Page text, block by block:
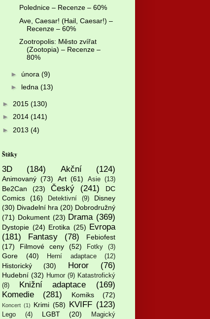
Polednice – Recenze – 60%
Ave, Caesar! (Hail, Caesar!) –
Recenze – 60%
Zootropolis: Město zvířat
(Zootopia) – Recenze –
80%
► února (9)
► ledna (13)
► 2015 (130)
► 2014 (141)
► 2013 (4)
Štítky
3D (184) Akční (124)
Animovaný (73) Art (61) Asie (13)
Be2Can (23) Český (241)
DC
Comics
(16) Detektivní (9)
Disney
(30) Divadelní hra (20) Dobrodružný
(71) Dokument (23) Drama (369)
Dystopie (24) Erotika (25)
Evropa
(181)
Fantasy (78)
Febiofest
(17)
Filmové ceny (52) Fotky (3)
Gore (40) Herní adaptace (12)
Historický (30) Horor (76)
Hudební (32) Humor (9) Katastrofický
(8)
Knižní adaptace
(169)
Komedie
(281) Komiks (72)
Koncert (1) Krimi (58) KVIFF (123)
Lego (4) LGBT (20)
Magický